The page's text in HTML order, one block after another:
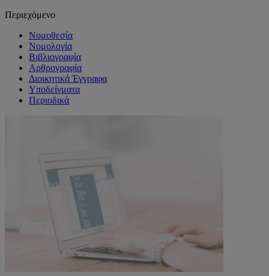
Περιεχόμενο
Νομοθεσία
Νομολογία
Βιβλιογραφία
Αρθρογραφία
Διοικητικά Έγγραφα
Υποδείγματα
Περιοδικά